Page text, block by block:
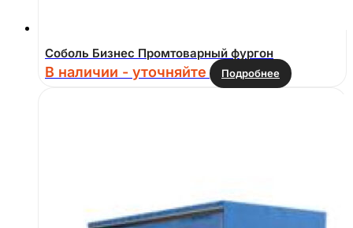
Соболь Бизнес Промтоварный фургон
В наличии - уточняйте Подробнее